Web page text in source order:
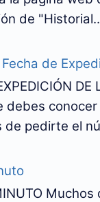
de
de
debes
de pedirte el